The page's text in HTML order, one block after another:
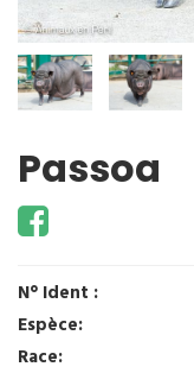
Passoa
N° Ident :
Espèce:
Race: